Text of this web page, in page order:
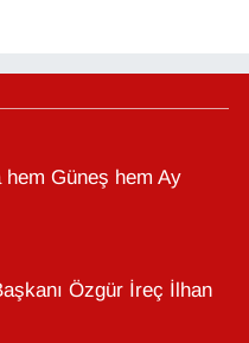
hem Güneş hem Ay
Özgür İreç İlhan